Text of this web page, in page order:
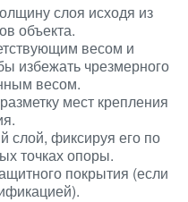
слоя исходя из
объекта.
весом и
избежать чрезмерного
весом.
мест крепления
слой, фиксируя его по
точках опоры.
покрытия (если